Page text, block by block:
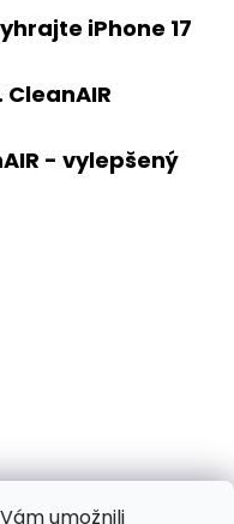
umožnili
iPhone 17
- vylepšený